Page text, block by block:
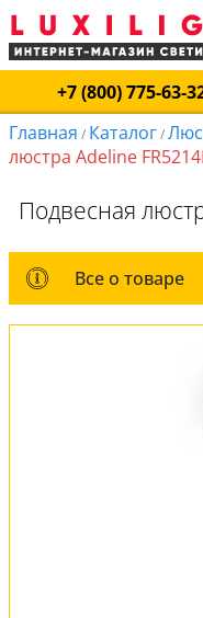
+7 (800) 775-63-
Главная / Каталог/
люстра Adeline
Подвесная
Все о товаре
Все о товаре
Комплект
Оплата и